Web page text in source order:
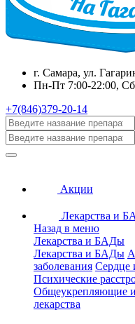
г. Самара, ул.
Пн-Пт 7:00-22:00,
+7(846)379-20-14
Акции
Лекарства и
Назад в меню
Лекарства и БАДы
Лекарства и БАДы
заболевания Сердце
Психические
Общеукрепляющие
лекарства